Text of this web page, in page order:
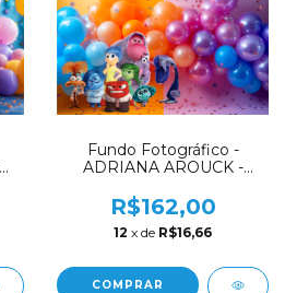
Fundo Fotográfico -
ADRIANA AROUCK -
AD7701
R$162,00
12 x de R$16,66
COMPRAR